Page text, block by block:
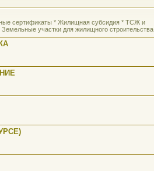
сертификаты * Жилищная субсидия * ТСЖ и
участки для жилищного строительства